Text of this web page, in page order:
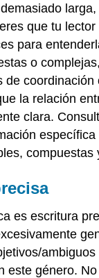
que tu
para
o
de coordinación
la relación
clara.
compuestas
es escritura
este género.